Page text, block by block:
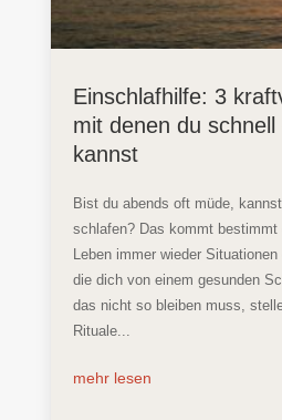
Einschlafhilfe: 3
mit denen du schnell
kannst
Bist du abends oft müde,
schlafen? Das kommt bestimmt
Leben immer wieder
die dich von einem gesunden
das nicht so bleiben muss,
Rituale...
mehr lesen